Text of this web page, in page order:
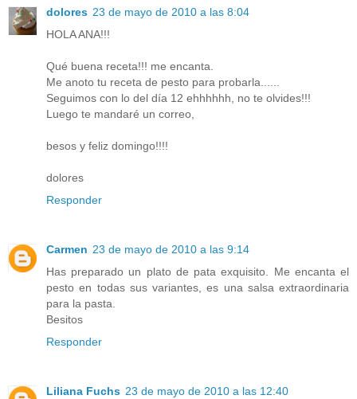
dolores 23 de mayo de 2010 a las 8:04
HOLA ANA!!!
Qué buena receta!!! me encanta.
Me anoto tu receta de pesto para probarla......
Seguimos con lo del día 12 ehhhhhh, no te olvides!!!
Luego te mandaré un correo,
besos y feliz domingo!!!!
dolores
Responder
Carmen 23 de mayo de 2010 a las 9:14
Has preparado un plato de pata exquisito. Me encanta el
pesto en todas sus variantes, es una salsa extraordinaria
para la pasta.
Besitos
Responder
Liliana Fuchs 23 de mayo de 2010 a las 12:40